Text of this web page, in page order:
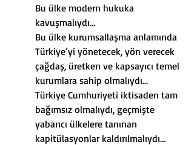
Bu ülke modern hukuka
kavuşmalıydı…
Bu ülke kurumsallaşma anlamında
Türkiye’yi yönetecek, yön verecek
çağdaş, üretken ve kapsayıcı temel
kurumlara sahip olmalıydı…
Türkiye Cumhuriyeti iktisaden tam
bağımsız olmalıydı, geçmişte
yabancı ülkelere tanınan
kapitülasyonlar kaldırılmalıydı…